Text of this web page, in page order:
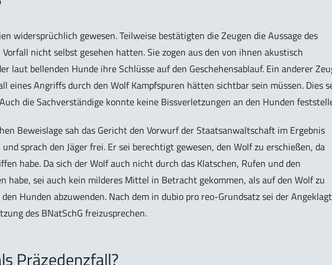
widersprüchlich gewesen. Teilweise bestätigten die Zeugen die Aussage des
nicht selbst gesehen hatten. Sie zogen aus den von ihnen akustisch
laut bellenden Hunde ihre Schlüsse auf den Geschehensablauf. Ein anderer
eines Angriffs durch den Wolf Kampfspuren hätten sichtbar sein müssen. Dies
die Sachverständige konnte keine Bissverletzungen an den Hunden
Beweislage sah das Gericht den Vorwurf der Staatsanwaltschaft im Ergebnis
sprach den Jäger frei. Er sei berechtigt gewesen, den Wolf zu erschießen, da
habe. Da sich der Wolf auch nicht durch das Klatschen, Rufen und den
habe, sei auch kein milderes Mittel in Betracht gekommen, als auf den Wolf zu
Hunden abzuwenden. Nach dem in dubio pro reo-Grundsatz sei der
des BNatSchG freizusprechen.
Präzedenzfall?